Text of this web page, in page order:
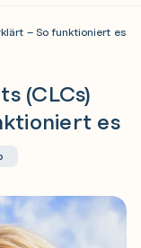
– So funktioniert es
(CLCs)
es